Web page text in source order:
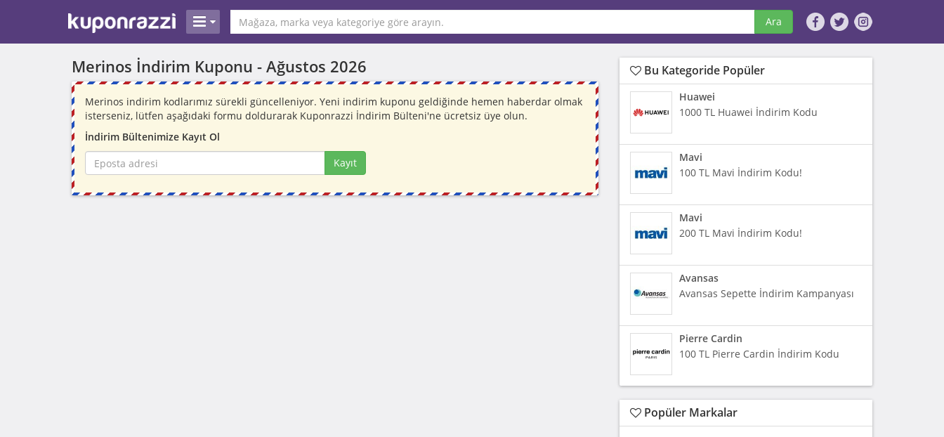
Ara
Merinos İndirim Kuponu - Ağustos 2026
Merinos indirim kodlarımız sürekli güncelleniyor. Yeni indirim kuponu geldiğinde hemen haberdar olmak
isterseniz, lütfen aşağıdaki formu doldurarak Kuponrazzi İndirim Bülteni'ne ücretsiz üye olun.
İndirim Bültenimize Kayıt Ol
Kayıt
Bu Kategoride Popüler
Huawei
1000 TL Huawei İndirim Kodu
Mavi
100 TL Mavi İndirim Kodu!
Mavi
200 TL Mavi İndirim Kodu!
Avansas
Avansas Sepette İndirim Kampanyası
Pierre Cardin
100 TL Pierre Cardin İndirim Kodu
Popüler Markalar